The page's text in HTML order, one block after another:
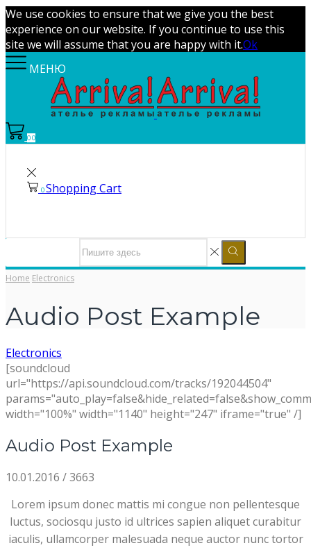
We use cookies to ensure that we give you the best
experience on our website. If you continue to use this
site we will assume that you are happy with it.Ok
МЕНЮ
00
0Shopping Cart
Home Electronics
Audio Post Example
Electronics
[soundcloud
url="https://api.soundcloud.com/tracks/192044504"
width="100%" width="1140" height="247" iframe="true" /]
Audio Post Example
10.01.2016 /3663
Lorem ipsum donec mattis mi congue non pellentesque
luctus, sociosqu justo id ultrices sapien aliquet curabitur
iaculis, ullamcorper malesuada neque auctor nunc tortor